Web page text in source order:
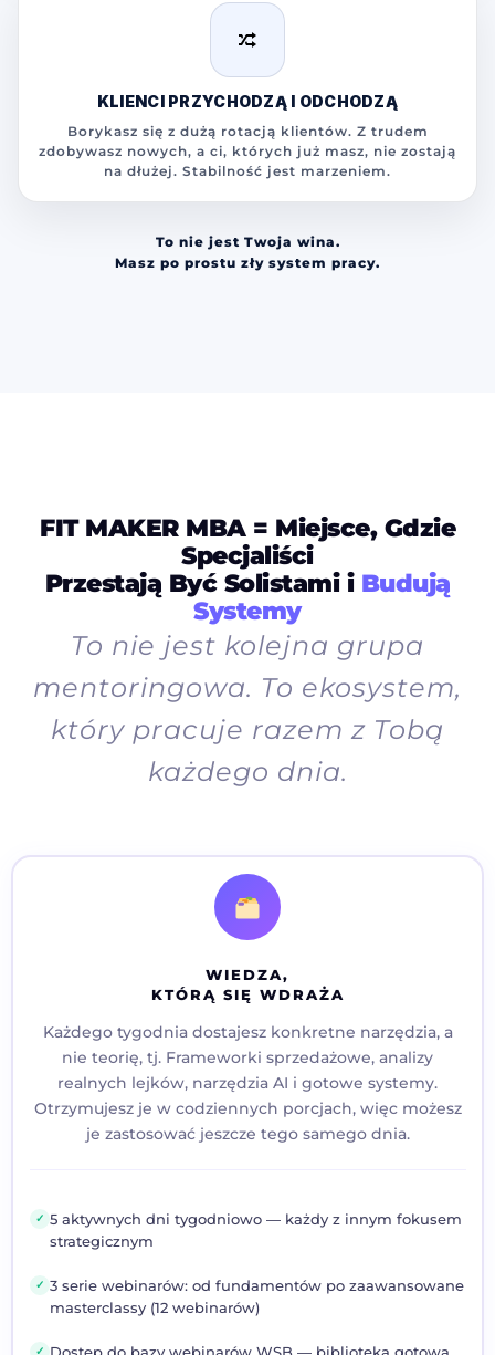
KLIENCI PRZYCHODZĄ I ODCHODZĄ
Borykasz się z dużą rotacją klientów. Z trudem
zdobywasz nowych, a ci, których już masz, nie zostają
na dłużej. Stabilność jest marzeniem.
To nie jest Twoja wina.
Masz po prostu zły system pracy.
FIT MAKER MBA = Miejsce, Gdzie
Specjaliści
Przestają Być Solistami i Budują
Systemy
To nie jest kolejna grupa
mentoringowa. To ekosystem,
który pracuje razem z Tobą
każdego dnia.
WIEDZA,
KTÓRĄ SIĘ WDRAŻA
Każdego tygodnia dostajesz konkretne narzędzia, a
nie teorię, tj. Frameworki sprzedażowe, analizy
realnych lejków, narzędzia AI i gotowe systemy.
Otrzymujesz je w codziennych porcjach, więc możesz
je zastosować jeszcze tego samego dnia.
✓ 5 aktywnych dni tygodniowo — każdy z innym fokusem
strategicznym
✓ 3 serie webinarów: od fundamentów po zaawansowane
masterclassy (12 webinarów)
✓ Dostęp do bazy webinarów WSB — biblioteka gotowa